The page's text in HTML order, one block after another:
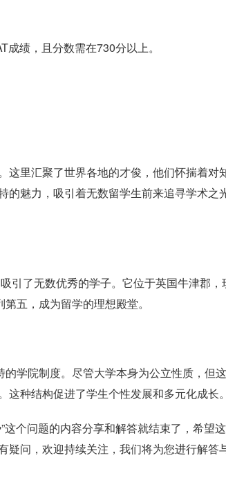
绩，且分数需在730分以上‌。
这里汇聚了世界各地的才俊，他们怀揣着对
魅力，吸引着无数留学生前来追寻学术之
引了无数优秀的学子。它位于英国牛津郡，
五，成为留学的理想殿堂。
学院制度。尽管大学本身为公立性质，但
种结构促进了学生个性发展和多元化成长。
个问题的内容分享和解答就结束了，希望
疑问，欢迎持续关注，我们将为您进行解答